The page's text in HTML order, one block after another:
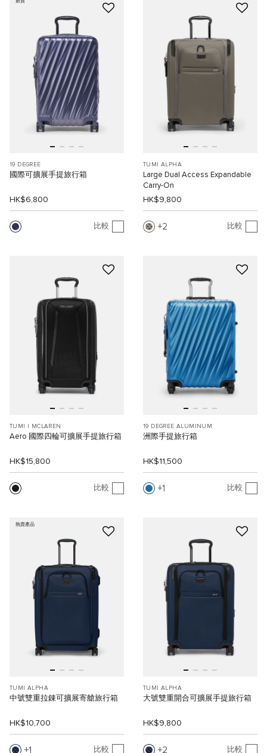
新貨
19 DEGREE
國際可擴展手提旅行箱
HK$6,800
比較
TUMI ALPHA
Large Dual Access Expandable
Carry-On
HK$9,800
2 比較
TUMI I MCLAREN
Aero 國際四輪可擴展手提旅行箱
HK$15,800
比較
19 DEGREE ALUMINUM
洲際手提旅行箱
HK$11,500
1 比較
熱賣產品
TUMI ALPHA
中號雙重拉錬可擴展寄艙旅行箱
HK$10,700
1 比較
TUMI ALPHA
大號雙重開合可擴展手提旅行箱
HK$9,800
2 比較